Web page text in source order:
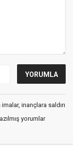
inançlara saldırı
yorumlar